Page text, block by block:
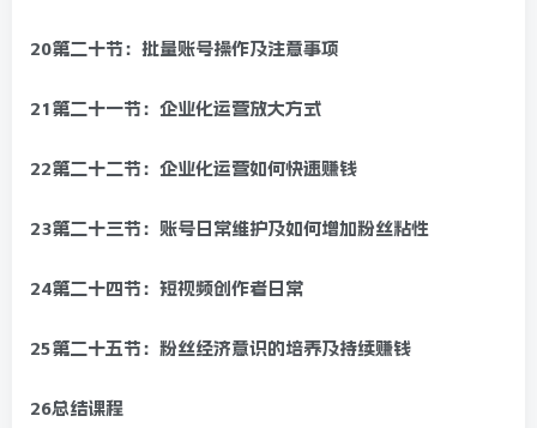
20第二十节：批量账号操作及注意事项
21第二十一节：企业化运营放大方式
22第二十二节：企业化运营如何快速赚钱
23第二十三节：账号日常维护及如何增加粉丝粘性
24第二十四节：短视频创作者日常
25第二十五节：粉丝经济意识的培养及持续赚钱
26总结课程